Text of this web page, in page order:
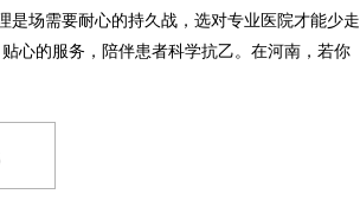
场需要耐心的持久战，选对专业医院才能少走
心的服务，陪伴患者科学抗乙。在河南，若你